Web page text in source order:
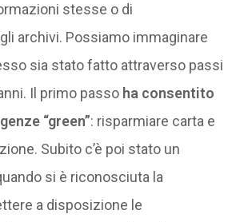
stesse o di
archivi. Possiamo immaginare
sia stato fatto attraverso passi
Il primo passo ha consentito
“green”: risparmiare carta e
Subito c’è poi stato un
si è riconosciuta la
a disposizione le